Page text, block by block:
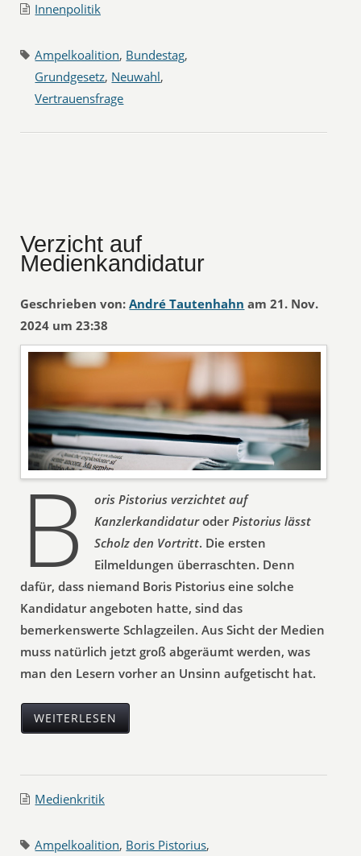
Innenpolitik
Ampelkoalition, Bundestag,
Grundgesetz, Neuwahl,
Vertrauensfrage
Verzicht auf
Medienkandidatur
Geschrieben von: André Tautenhahn am 21. Nov.
2024 um 23:38
B
oris Pistorius verzichtet auf
KanzlerkandidaturoderPistorius lässt
Scholz den Vortritt. Die ersten
Eilmeldungen überraschten. Denn
dafür, dass niemand Boris Pistorius eine solche
Kandidatur angeboten hatte, sind das
bemerkenswerte Schlagzeilen. Aus Sicht der Medien
muss natürlich jetzt groß abgeräumt werden, was
man den Lesern vorher an Unsinn aufgetischt hat.
WEITERLESEN
Medienkritik
Ampelkoalition, Boris Pistorius,